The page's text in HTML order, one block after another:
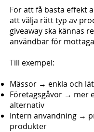
För att få bästa effekt
att välja rätt typ av
giveaway ska kännas
användbar för
Till exempel:
Mässor → enkla och
Företagsgåvor → mer
alternativ
Intern användning →
produkter